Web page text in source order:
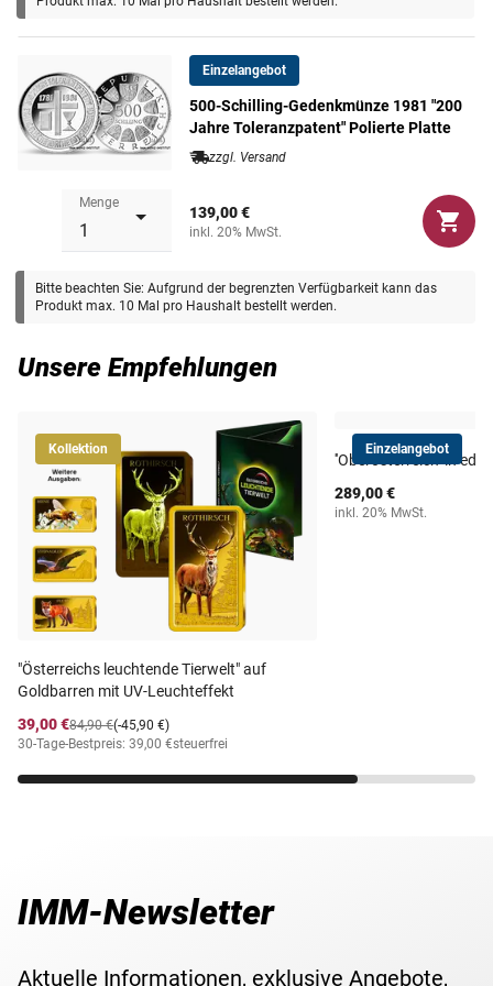
Gewicht 24 g
Einzelangebot
500-Schilling-Gedenkmünze 1981 "200
Jahre Toleranzpatent" Polierte Platte
zzgl. Versand
Menge
139,00 €
inkl. 20% MwSt.
Bitte beachten Sie: Aufgrund der begrenzten Verfügbarkeit kann das
Produkt max. 10 Mal pro Haushalt bestellt werden.
Unsere Empfehlungen
Kollektion
"Österreichs leuchtende Tierwelt" auf
Goldbarren mit UV-Leuchteffekt
39,00 €
(-45,90 €)
84,90 €
30-Tage-Bestpreis: 39,00 €steuerfrei
Einzelangebot
''Oberösterreich'' in
289,00 €
inkl. 20% MwSt.
IMM-Newsletter
Aktuelle Informationen, exklusive Angebote,